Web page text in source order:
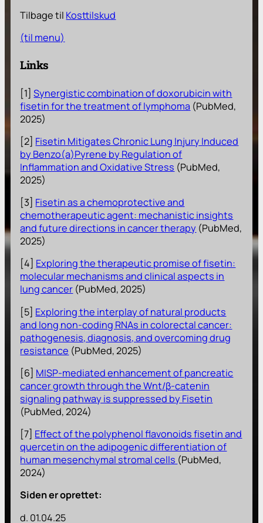
Tilbage til Kosttilskud
(til menu)
Links
[1]Synergistic combination of doxorubicin with
fisetin for the treatment of lymphoma (PubMed,
2025)
[2] Fisetin Mitigates Chronic Lung Injury Induced
by Benzo(a)Pyrene by Regulation of
Inflammation and Oxidative Stress (PubMed,
2025)
[3] Fisetin as a chemoprotective and
chemotherapeutic agent: mechanistic insights
and future directions in cancer therapy (PubMed,
2025)
[4] Exploring the therapeutic promise of fisetin:
molecular mechanisms and clinical aspects in
lung cancer (PubMed, 2025)
[5] Exploring the interplay of natural products
and long non-coding RNAs in colorectal cancer:
pathogenesis, diagnosis, and overcoming drug
resistance (PubMed, 2025)
[6] MISP-mediated enhancement of pancreatic
cancer growth through the Wnt/β-catenin
signaling pathway is suppressed by Fisetin
(PubMed, 2024)
[7] Effect of the polyphenol flavonoids fisetin and
quercetin on the adipogenic differentiation of
human mesenchymal stromal cells (PubMed,
2024)
Siden er oprettet:
d. 01.04.25